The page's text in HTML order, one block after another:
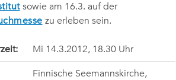
sowie am 16.3. auf der
zu erleben sein.
Mi 14.3.2012, 18.30 Uhr
Finnische Seemannskirche,